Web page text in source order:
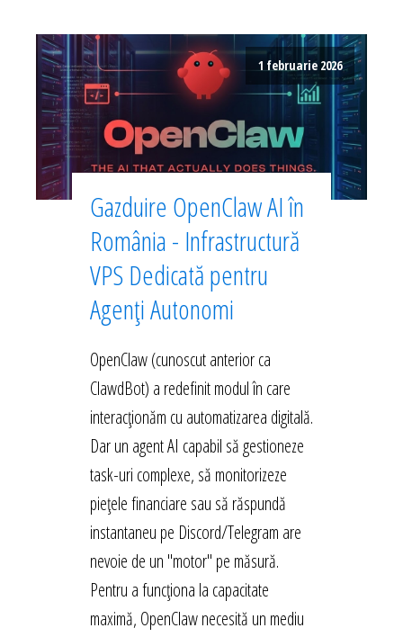
1 februarie 2026
Gazduire OpenClaw AI în
România - Infrastructură
VPS Dedicată pentru
Agenți Autonomi
OpenClaw (cunoscut anterior ca
ClawdBot) a redefinit modul în care
interacționăm cu automatizarea digitală.
Dar un agent AI capabil să gestioneze
task-uri complexe, să monitorizeze
piețele financiare sau să răspundă
instantaneu pe Discord/Telegram are
nevoie de un "motor" pe măsură.
Pentru a funcționa la capacitate
maximă, OpenClaw necesită un mediu